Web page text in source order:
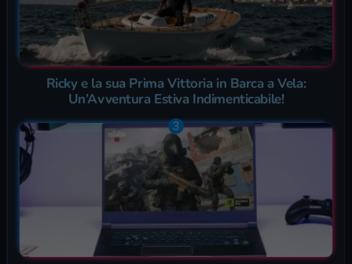
Ricky e la sua Prima Vittoria in Barca a Vela:
Un’Avventura Estiva Indimenticabile!